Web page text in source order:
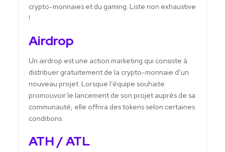
crypto-monnaies et du gaming. Liste non exhaustive
!
Airdrop
Un airdrop est une action marketing qui consiste à
distribuer gratuitement de la crypto-monnaie d’un
nouveau projet. Lorsque l’équipe souhaite
promouvoir le lancement de son projet auprès de sa
communauté, elle offrira des tokens selon certaines
conditions.
ATH / ATL